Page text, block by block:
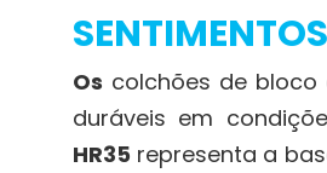
SENTIMENTOS
Os colchões de bloco
duráveis em
HR35 representa a